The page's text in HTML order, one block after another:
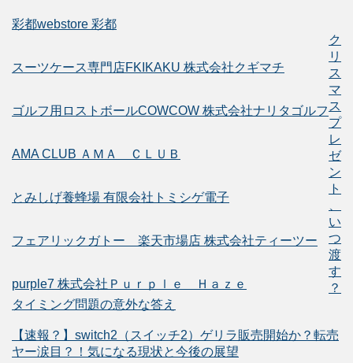
彩都webstore 彩都
スーツケース専門店FKIKAKU 株式会社クギマチ
ゴルフ用ロストボールCOWCOW 株式会社ナリタゴルフ
AMA CLUB ＡＭＡ ＣＬＵＢ
とみしげ養蜂場 有限会社トミシゲ電子
フェアリックガトー 楽天市場店 株式会社ティーツー
purple7 株式会社Ｐｕｒｐｌｅ Ｈａｚｅ
ク
リ
ス
マ
ス
プ
レ
ゼ
ン
ト
い
つ
渡
す
？
タイミング問題の意外な答え
【速報？】switch2（スイッチ2）ゲリラ販売開始か？転売
ヤー涙目？！気になる現状と今後の展望